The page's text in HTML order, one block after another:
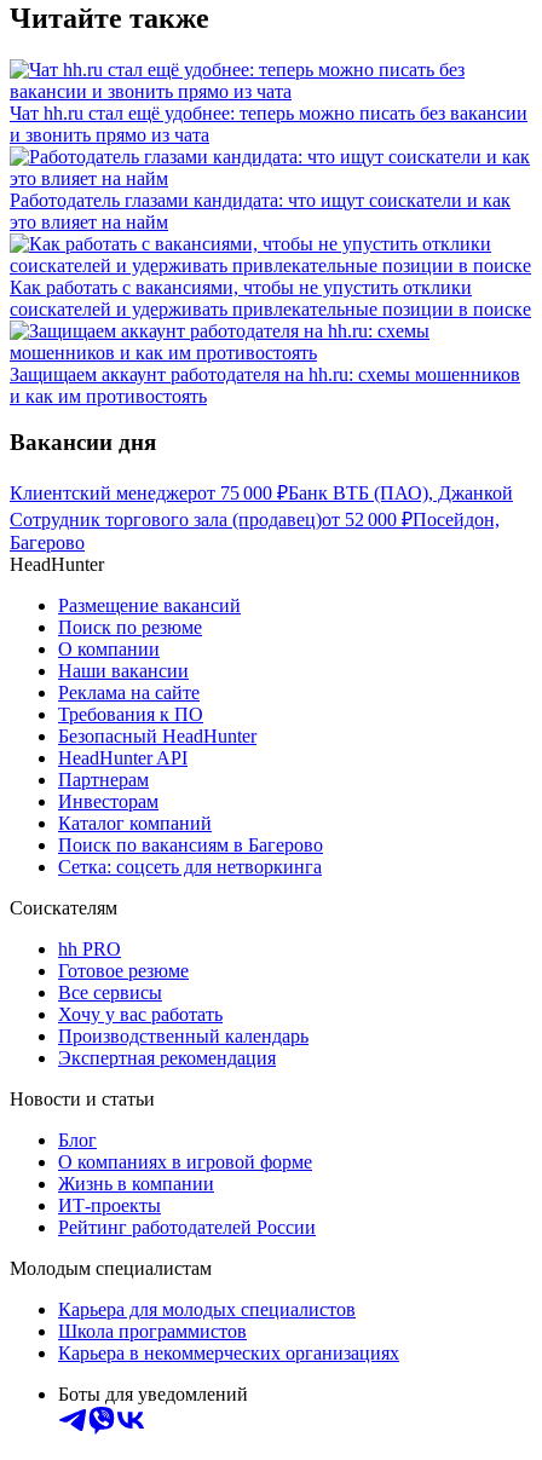
Читайте также
Чат hh.ru стал ещё удобнее: теперь можно писать без вакансии
и звонить прямо из чата
Работодатель глазами кандидата: что ищут соискатели и как
это влияет на найм
Как работать с вакансиями, чтобы не упустить отклики
соискателей и удерживать привлекательные позиции в поиске
Защищаем аккаунт работодателя на hh.ru: схемы мошенников
и как им противостоять
Вакансии дня
Клиентский менеджерот 75 000 ₽Банк ВТБ (ПАО), Джанкой
Сотрудник торгового зала (продавец)от 52 000 ₽Посейдон,
Багерово
HeadHunter
Размещение вакансий
Поиск по резюме
О компании
Наши вакансии
Реклама на сайте
Требования к ПО
Безопасный HeadHunter
HeadHunter API
Партнерам
Инвесторам
Каталог компаний
Поиск по вакансиям в Багерово
Сетка: соцсеть для нетворкинга
Соискателям
hh PRO
Готовое резюме
Все сервисы
Хочу у вас работать
Производственный календарь
Экспертная рекомендация
Новости и статьи
Блог
О компаниях в игровой форме
Жизнь в компании
ИТ-проекты
Рейтинг работодателей России
Молодым специалистам
Карьера для молодых специалистов
Школа программистов
Карьера в некоммерческих организациях
Боты для уведомлений